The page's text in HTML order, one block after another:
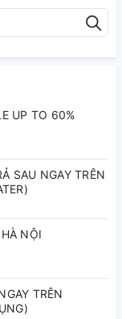
cao cấp, phù
bỉ theo thời
Nhật Bản
10atm
UP TO 60%
SAU NGAY TRÊN
NỘI
TRÊN